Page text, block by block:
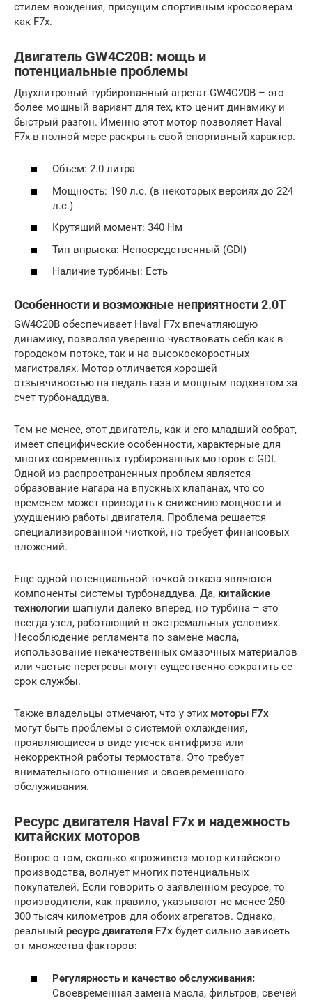
стилем вождения, присущим спортивным кроссоверам
как F7x.
Двигатель GW4C20B: мощь и
потенциальные проблемы
Двухлитровый турбированный агрегат GW4C20B – это
более мощный вариант для тех, кто ценит динамику и
быстрый разгон. Именно этот мотор позволяет Haval
F7x в полной мере раскрыть свой спортивный характер.
Объем: 2.0 литра
Мощность: 190 л.с. (в некоторых версиях до 224
л.с.)
Крутящий момент: 340 Нм
Тип впрыска: Непосредственный (GDI)
Наличие турбины: Есть
Особенности и возможные неприятности 2.0T
GW4C20B обеспечивает Haval F7x впечатляющую
динамику, позволяя уверенно чувствовать себя как в
городском потоке, так и на высокоскоростных
магистралях. Мотор отличается хорошей
отзывчивостью на педаль газа и мощным подхватом за
счет турбонаддува.
Тем не менее, этот двигатель, как и его младший собрат,
имеет специфические особенности, характерные для
многих современных турбированных моторов с GDI.
Одной из распространенных проблем является
образование нагара на впускных клапанах, что со
временем может приводить к снижению мощности и
ухудшению работы двигателя. Проблема решается
специализированной чисткой, но требует финансовых
вложений.
Еще одной потенциальной точкой отказа являются
компоненты системы турбонаддува. Да, китайские
технологии шагнули далеко вперед, но турбина – это
всегда узел, работающий в экстремальных условиях.
Несоблюдение регламента по замене масла,
использование некачественных смазочных материалов
или частые перегревы могут существенно сократить ее
срок службы.
Также владельцы отмечают, что у этих моторы F7x
могут быть проблемы с системой охлаждения,
проявляющиеся в виде утечек антифриза или
некорректной работы термостата. Это требует
внимательного отношения и своевременного
обслуживания.
Ресурс двигателя Haval F7x и надежность
китайских моторов
Вопрос о том, сколько «проживет» мотор китайского
производства, волнует многих потенциальных
покупателей. Если говорить о заявленном ресурсе, то
производители, как правило, указывают не менее 250-
300 тысяч километров для обоих агрегатов. Однако,
реальный ресурс двигателя F7x будет сильно зависеть
от множества факторов:
Регулярность и качество обслуживания:
Своевременная замена масла, фильтров, свечей